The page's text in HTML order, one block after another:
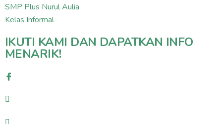
SMP Plus Nurul Aulia
Kelas Informal
IKUTI KAMI DAN DAPATKAN INFO
MENARIK!